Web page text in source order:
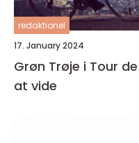
redaktionel
17. January 2024
Grøn Trøje i Tour
at vide